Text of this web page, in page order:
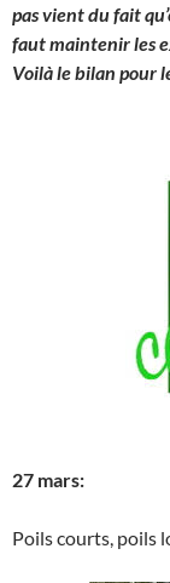
pas vient du fait
faut maintenir les
Voilà le bilan pour
27 mars:
Poils courts, poils